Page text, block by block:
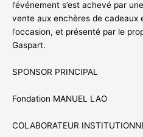
l’événement s’est achevé par
vente aux enchères de cadeaux
l’occasion, et présenté par le
Gaspart.
SPONSOR PRINCIPAL
Fondation MANUEL LAO
COLABORATEUR